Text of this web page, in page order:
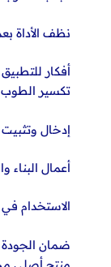
نظف الأداة
أفكار للتطبيق
تكسير الطوب
إدخال
أعمال البناء
الاستخدام
ضمان الجودة